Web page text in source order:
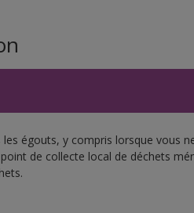
égouts, y compris lorsque vous
de collecte local de déchets